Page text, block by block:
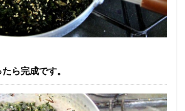
ら完成です。